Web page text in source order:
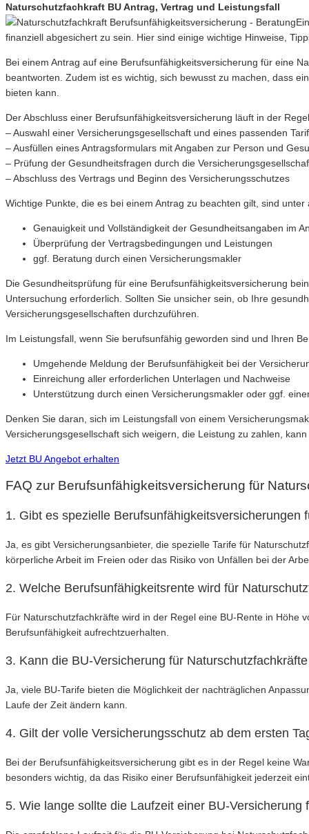
Naturschutzfachkraft BU Antrag, Vertrag und Leistungsfall
finanziell abgesichert zu sein. Hier sind einige wichtige Hinweise,
Bei einem Antrag auf eine Berufsunfähigkeitsversicherung für eine
beantworten. Zudem ist es wichtig, sich bewusst zu machen, dass
bieten kann.
Der Abschluss einer Berufsunfähigkeitsversicherung läuft in der
– Auswahl einer Versicherungsgesellschaft und eines passenden
– Ausfüllen eines Antragsformulars mit Angaben zur Person und
– Prüfung der Gesundheitsfragen durch die
– Abschluss des Vertrags und Beginn des Versicherungsschutzes
Wichtige Punkte, die es bei einem Antrag zu beachten gilt, sind unter
Genauigkeit und Vollständigkeit der Gesundheitsangaben im
Überprüfung der Vertragsbedingungen und Leistungen
ggf. Beratung durch einen Versicherungsmakler
Die Gesundheitsprüfung für eine Berufsunfähigkeitsversicherung
Untersuchung erforderlich. Sollten Sie unsicher sein, ob Ihre
Versicherungsgesellschaften durchzuführen.
Im Leistungsfall, wenn Sie berufsunfähig geworden sind und Ihren
Umgehende Meldung der Berufsunfähigkeit bei der
Einreichung aller erforderlichen Unterlagen und Nachweise
Unterstützung durch einen Versicherungsmakler oder ggf.
Denken Sie daran, sich im Leistungsfall von einem
Versicherungsgesellschaft sich weigern, die Leistung zu zahlen,
Jetzt BU Angebot erhalten
FAQ zur Berufsunfähigkeitsversicherung für
1. Gibt es spezielle Berufsunfähigkeitsversicherungen
Ja, es gibt Versicherungsanbieter, die spezielle Tarife für
körperliche Arbeit im Freien oder das Risiko von Unfällen bei der
2. Welche Berufsunfähigkeitsrente wird für
Für Naturschutzfachkräfte wird in der Regel eine BU-Rente in Höhe
Berufsunfähigkeit aufrechtzuerhalten.
3. Kann die BU-Versicherung für
Ja, viele BU-Tarife bieten die Möglichkeit der nachträglichen
Laufe der Zeit ändern kann.
4. Gilt der volle Versicherungsschutz ab dem ersten
Bei der Berufsunfähigkeitsversicherung gibt es in der Regel keine
besonders wichtig, da das Risiko einer Berufsunfähigkeit jederzeit
5. Wie lange sollte die Laufzeit einer BU-